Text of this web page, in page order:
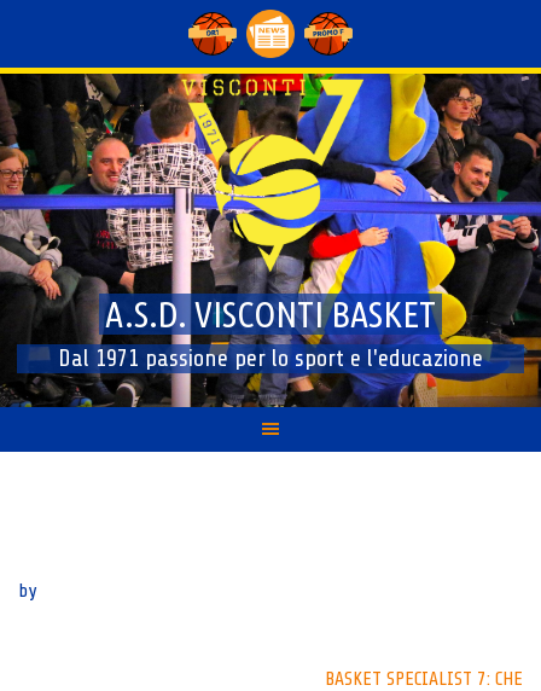
content
A.S.D. VISCONTI BASKET
Dal 1971 passione per lo sport e l'educazione
by
BASKET SPECIALIST 7: CHE